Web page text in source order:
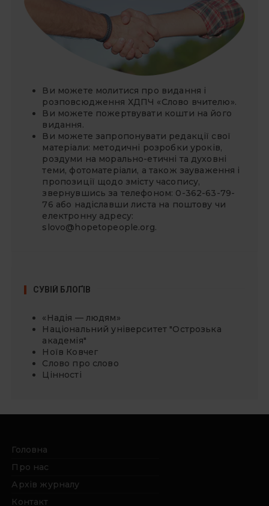
Ви можете молитися про видання і
розповсюдження ХДПЧ «Слово вчителю».
Ви можете пожертвувати кошти на його
видання.
Ви можете запропонувати редакції свої
матеріали: методичні розробки уроків,
роздуми на морально-етичні та духовні
теми, фотоматеріали, а також зауваження і
пропозиції щодо змісту часопису,
звернувшись за телефоном: 0-362-63-79-
76 або надіславши листа на поштову чи
електронну адресу:
slovo@hopetopeople.org.
СУВІЙ БЛОҐІВ
«Надія — людям»
Національний університет "Острозька
академія"
Ноїв Ковчег
Слово про слово
Цінності
Головна
Про нас
Архів журналу
Контакт